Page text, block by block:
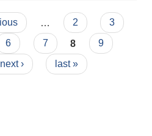
2
3
6 7 8
9
next › last »